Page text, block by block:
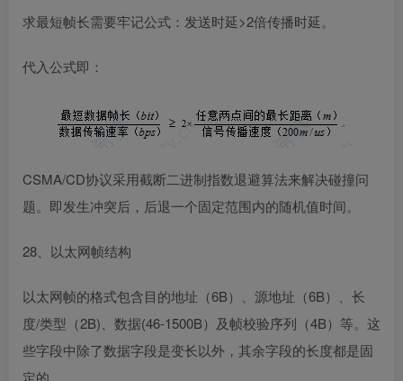
求最短帧长需要牢记公式：发送时延>2倍传播时延。
代入公式即：
CSMA/CD协议采用截断二进制指数退避算法来解决碰撞问
题。即发生冲突后，后退一个固定范围内的随机值时间。
28、以太网帧结构
以太网帧的格式包含目的地址（6B）、源地址（6B）、长
度/类型（2B)、数据(46-1500B）及帧校验序列（4B）等。这
些字段中除了数据字段是变长以外，其余字段的长度都是固
定的。